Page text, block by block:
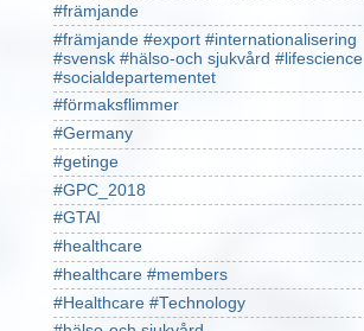
#främjande
#främjande #export #internationalisering
#svensk #hälso-och sjukvård #lifescience
#socialdepartementet
#förmaksflimmer
#Germany
#getinge
#GPC_2018
#GTAI
#healthcare
#healthcare #members
#Healthcare #Technology